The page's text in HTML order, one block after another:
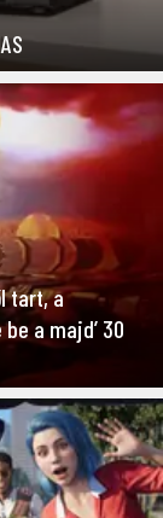
tart, a
a majd’ 30